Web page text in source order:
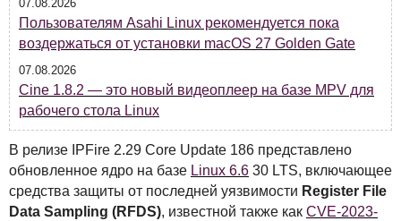
07.08.2026
Пользователям Asahi Linux рекомендуется пока
воздержаться от установки macOS 27 Golden Gate
07.08.2026
Cine 1.8.2 — это новый видеоплеер на базе MPV для
рабочего стола Linux
В релизе IPFire 2.29 Core Update 186 представлено
обновленное ядро на базе Linux 6.6 30 LTS, включающее
средства защиты от последней уязвимости Register File
Data Sampling (RFDS), известной также как CVE-2023-